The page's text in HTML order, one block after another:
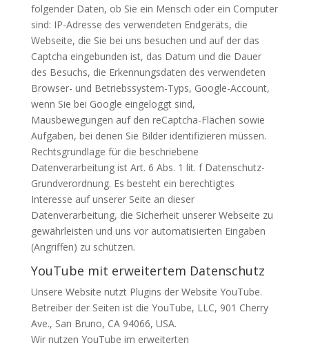
folgender Daten, ob Sie ein Mensch oder ein Computer
sind: IP-Adresse des verwendeten Endgeräts, die
Webseite, die Sie bei uns besuchen und auf der das
Captcha eingebunden ist, das Datum und die Dauer
des Besuchs, die Erkennungsdaten des verwendeten
Browser- und Betriebssystem-Typs, Google-Account,
wenn Sie bei Google eingeloggt sind,
Mausbewegungen auf den reCaptcha-Flächen sowie
Aufgaben, bei denen Sie Bilder identifizieren müssen.
Rechtsgrundlage für die beschriebene
Datenverarbeitung ist Art. 6 Abs. 1 lit. f Datenschutz-
Grundverordnung. Es besteht ein berechtigtes
Interesse auf unserer Seite an dieser
Datenverarbeitung, die Sicherheit unserer Webseite zu
gewährleisten und uns vor automatisierten Eingaben
(Angriffen) zu schützen.
YouTube mit erweitertem Datenschutz
Unsere Website nutzt Plugins der Website YouTube.
Betreiber der Seiten ist die YouTube, LLC, 901 Cherry
Ave., San Bruno, CA 94066, USA.
Wir nutzen YouTube im erweiterten